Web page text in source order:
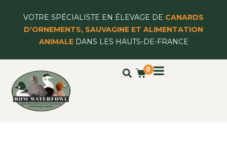
VOTRE SPÉCIALISTE EN ÉLEVAGE DE CANARDS
D'ORNEMENTS, SAUVAGINE ET ALIMENTATION
ANIMALEDANS LES HAUTS-DE-FRANCE
0